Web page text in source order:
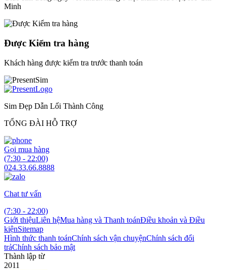
Minh
Được Kiểm tra hàng
Khách hàng được kiểm tra trước thanh toán
Sim Đẹp Dẫn Lối Thành Công
TỔNG ĐÀI HỖ TRỢ
Gọi mua hàng
(7:30 - 22:00)
024.33.66.8888
Chat tư vấn
(7:30 - 22:00)
Giới thiệuLiên hệMua hàng và Thanh toánĐiều khoản và Điều
kiệnSitemap
Hình thức thanh toánChính sách vận chuyệnChính sách đổi
trảChính sách bảo mật
Thành lập từ
2011